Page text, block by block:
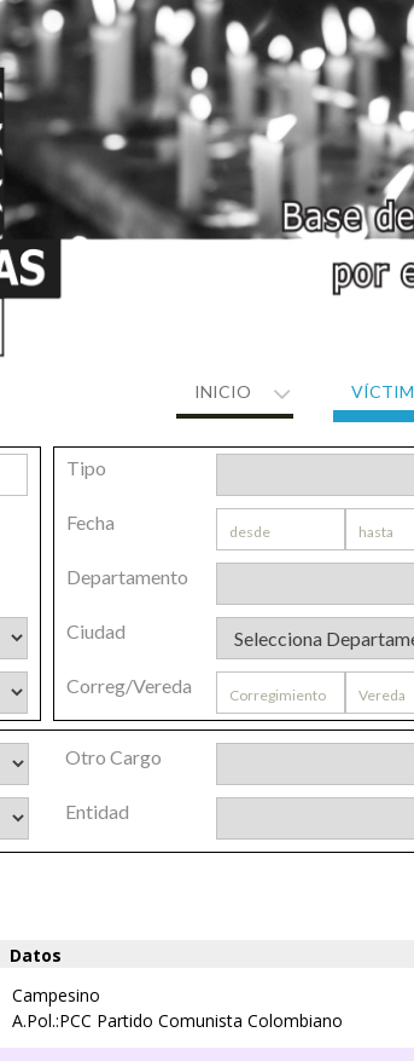
INICIO
Tipo
Fecha
Departamento
Ciudad
Correg/Vereda
Otro Cargo
Entidad
Datos
Campesino
A.Pol.:PCC Partido Comunista Colombiano